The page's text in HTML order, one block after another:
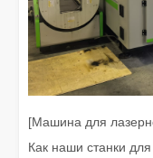
[Машина для